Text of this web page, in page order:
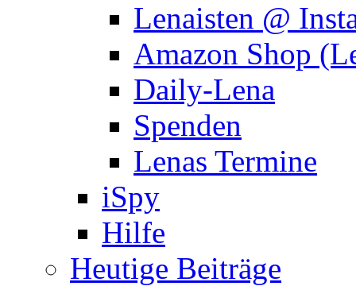
Lenaisten @
Amazon Shop
Daily-Lena
Spenden
Lenas Termine
iSpy
Hilfe
Heutige Beiträge